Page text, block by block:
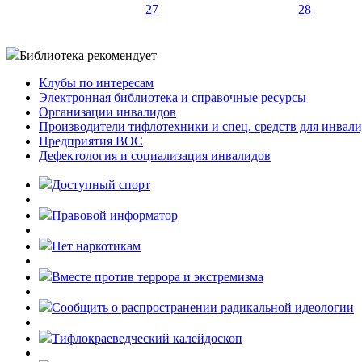
27
28
Библиотека рекомендует
Клубы по интересам
Электронная библиотека и справочные ресурсы
Организации инвалидов
Производители тифлотехники и спец. средств для
Предприятия ВОС
Дефектология и социализация инвалидов
Доступный спорт
Правовой информатор
Нет наркотикам
Вместе против террора и экстремизма
Cообщить о распространении радикальной идеологии
Тифлокраеведческий калейдоскоп